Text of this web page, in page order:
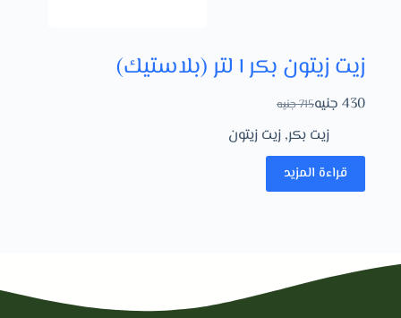
زيت زيتون بكر ١ لتر (بلاستيك)
715جنيه 430 جنيه
زيت بكر, زيت زيتون
قراءة المزيد